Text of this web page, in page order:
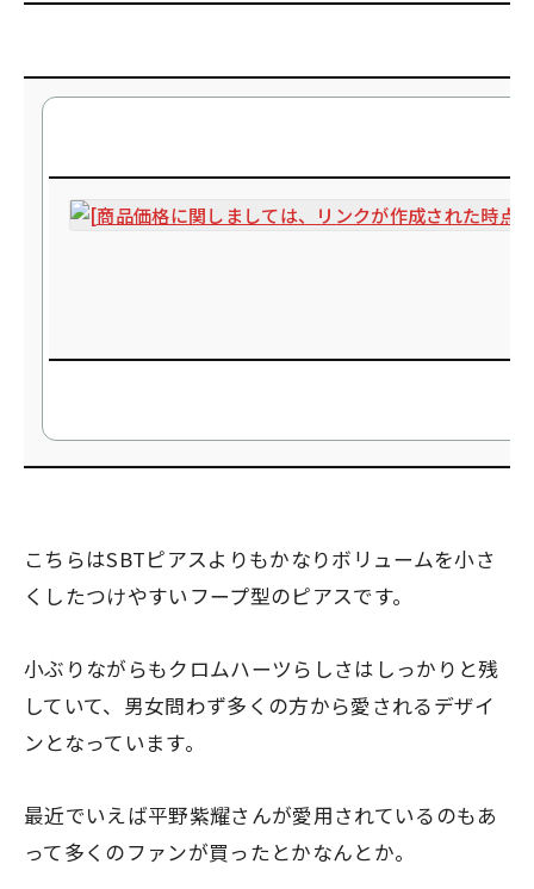
こちらはSBTピアスよりもかなりボリュームを小さ
くしたつけやすいフープ型のピアスです。
小ぶりながらもクロムハーツらしさはしっかりと残
していて、男女問わず多くの方から愛されるデザイ
ンとなっています。
最近でいえば平野紫耀さんが愛用されているのもあ
って多くのファンが買ったとかなんとか。